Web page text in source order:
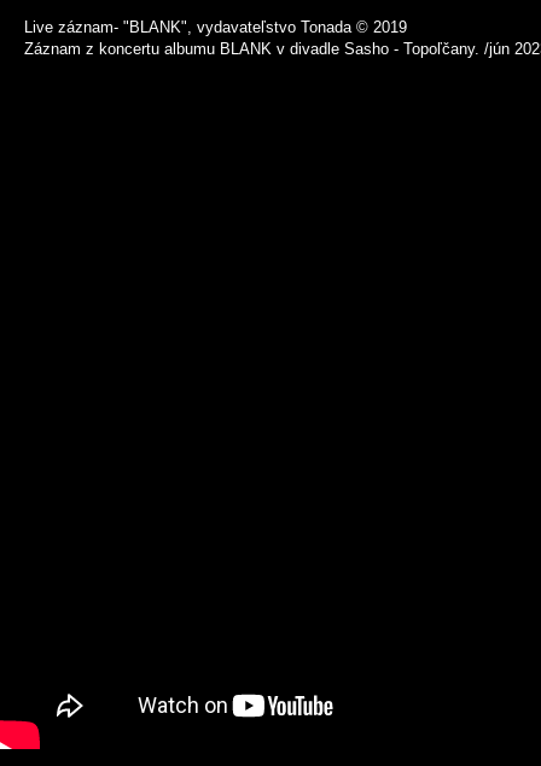
Live záznam- "BLANK", vydavateľstvo Tonada © 2019
Záznam z koncertu albumu BLANK v divadle Sasho - Topoľčany. /jún